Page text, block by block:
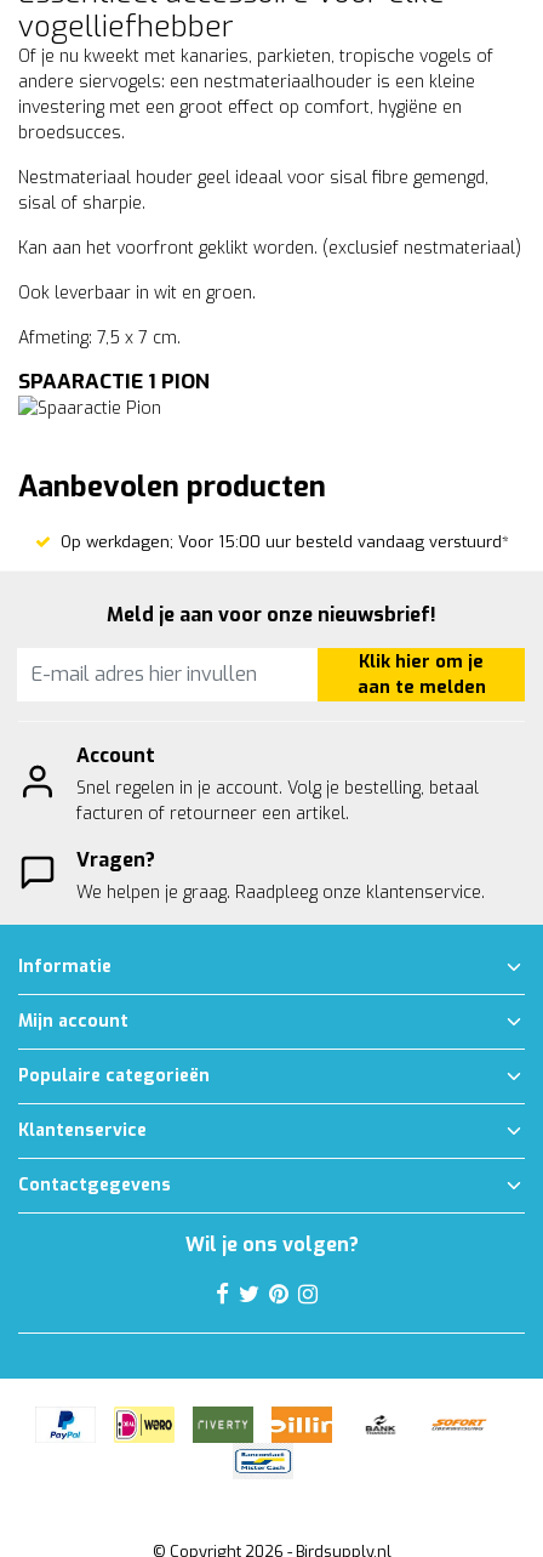
vogelliefhebber
Of je nu kweekt met kanaries, parkieten, tropische vogels of
andere siervogels: een nestmateriaalhouder is een kleine
investering met een groot effect op comfort, hygiëne en
broedsucces.
Nestmateriaal houder geel ideaal voor sisal fibre gemengd,
sisal of sharpie.
Kan aan het voorfront geklikt worden. (exclusief nestmateriaal)
Ook leverbaar in wit en groen.
Afmeting: 7,5 x 7 cm.
SPAARACTIE 1 PION
Aanbevolen producten
Op werkdagen; Voor 15:00 uur besteld vandaag verstuurd*
Meld je aan voor onze nieuwsbrief!
Klik hier om je
aan te melden
Account
Snel regelen in je account. Volg je bestelling, betaal
facturen of retourneer een artikel.
Vragen?
We helpen je graag. Raadpleeg onze klantenservice.
Informatie
Mijn account
Populaire categorieën
Klantenservice
Contactgegevens
Wil je ons volgen?
© Copyright 2026 - Birdsupply.nl